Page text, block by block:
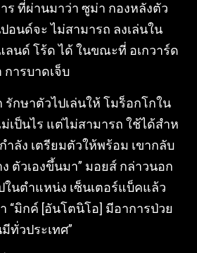
ร ที่ผ่านมาว่า ซูม่า กองหลังตัว
อนด์จะ ไม่สามารถ ลงเล่นใน
ลนด์ โร้ด ได้ ในขณะที่ อเกวาร์ด
ารบาดเจ็บ
รักษาตัวไปเล่นให้ โมร็อกโกใน
เป็นไร แต่ไม่สามารถ ใช้ได้สําห
าลัง เตรียมตัวให้พร้อม เขากลับ
ตัวเองขึ้นมา” มอยส์ กล่าวนอก
นตําแหน่ง เซ็นเตอร์แบ็คแล้ว
“มิกค์ [อันโตนิโอ] มีอาการป่วย
ทั่วประเทศ”